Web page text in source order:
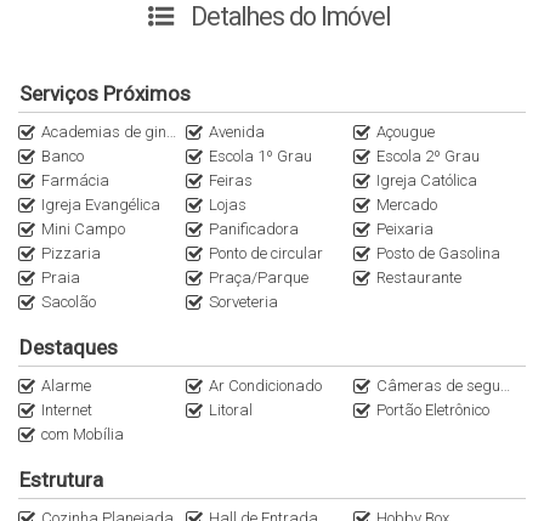
01 banheiro
Sala de estar/jantar integrada à cozinha
Churrasqueira a carvão
Ambientes bem distribuídos
Apartamento 100% mobiliado (porteira fechada)
📍 Localização
Situado na charmosa Praia de Palmas, com fácil acesso à
praia e próximo de todo o comércio do bairro — mercados,
restaurantes, farmácias e serviços essenciais.
🎯 Perfil ideal
Detalhes do Imóvel
Serviços Próximos
Academias de ginástica Avenida
Açougue
Banco
Escola 1º Grau
Escola 2º Grau
Farmácia
Feiras
Igreja Católica
Igreja Evangélica
Lojas
Mercado
Mini Campo
Panificadora
Peixaria
Pizzaria
Ponto de circular
Posto de Gasolina
Praia
Praça/Parque
Restaurante
Sacolão
Sorveteria
Destaques
Alarme Ar Condicionado
Câmeras de segurança
Internet
Litoral
Portão Eletrônico
com Mobília
Estrutura